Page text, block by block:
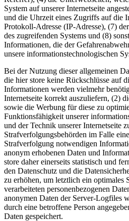
System auf unserer Internetseite
und die Uhrzeit eines Zugriffs auf die
Protokoll-Adresse (IP-Adresse), (7)
des zugreifenden Systems und (8)
Informationen, die der
unsere informationstechnologischen
Bei der Nutzung dieser allgemeinen
die hier store keine Rückschlüsse auf
Informationen werden vielmehr
Internetseite korrekt auszuliefern, (2)
sowie die Werbung für diese zu
Funktionsfähigkeit unserer
und der Technik unserer Internetseite
Strafverfolgungsbehörden im Falle
Strafverfolgung notwendigen
anonym erhobenen Daten und
store daher einerseits statistisch und
den Datenschutz und die
zu erhöhen, um letztlich ein optimales
verarbeiteten personenbezogenen
anonymen Daten der Server-Logfiles
durch eine betroffene Person
Daten gespeichert.